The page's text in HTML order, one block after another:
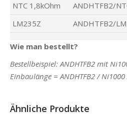
NTC 1,8kOhm ANDHTFB2/
LM235Z
ANDHTFB2/
Wie man bestellt?
Bestellbeispiel: ANDHTFB2 mit
Einbaulänge = ANDHTFB2 /
Ähnliche Produkte